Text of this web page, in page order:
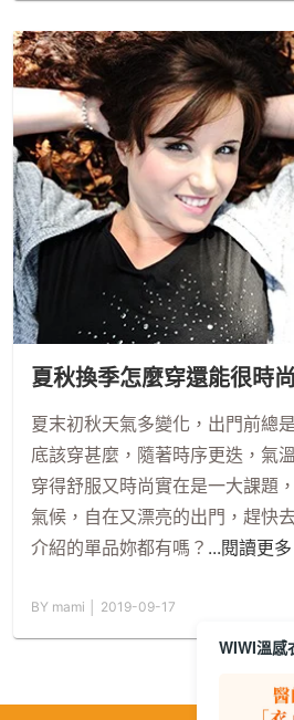
夏秋換季怎麼穿還能很時
夏末初秋天氣多變化，出門前總
底該穿甚麼，隨著時序更迭，氣
穿得舒服又時尚實在是一大課題
氣候，自在又漂亮的出門，趕快
介紹的單品妳都有嗎？ ...閱讀更多
BY mami │ 2019-09-17
WIWI溫感